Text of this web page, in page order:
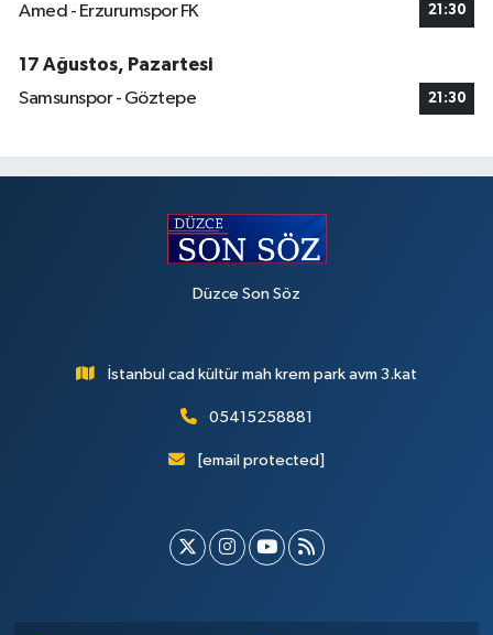
Amed - Erzurumspor FK 21:30
17 Ağustos, Pazartesi
Samsunspor - Göztepe
21:30
Düzce Son Söz
İstanbul cad kültür mah krem park avm 3.kat
05415258881
[email protected]